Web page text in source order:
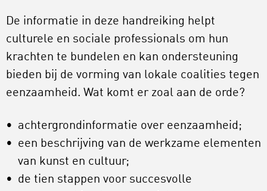
De informatie in deze handreiking helpt
culturele en sociale professionals om hun
krachten te bundelen en kan ondersteuning
bieden bij de vorming van lokale coalities tegen
eenzaamheid. Wat komt er zoal aan de orde?
achtergrondinformatie over eenzaamheid;
een beschrijving van de werkzame elementen
van kunst en cultuur;
de tien stappen voor succesvolle